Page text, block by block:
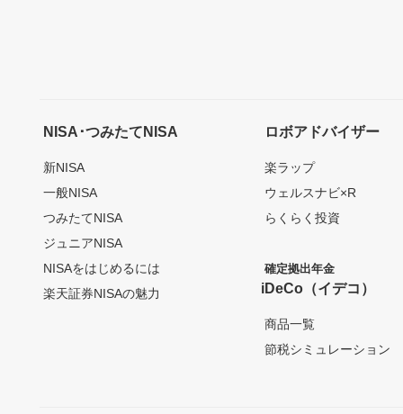
NISA･つみたてNISA
新NISA
一般NISA
つみたてNISA
ジュニアNISA
NISAをはじめるには
楽天証券NISAの魅力
ロボアドバイザー
楽ラップ
ウェルスナビ×R
らくらく投資
確定拠出年金
iDeCo（イデコ）
商品一覧
節税シミュレーション